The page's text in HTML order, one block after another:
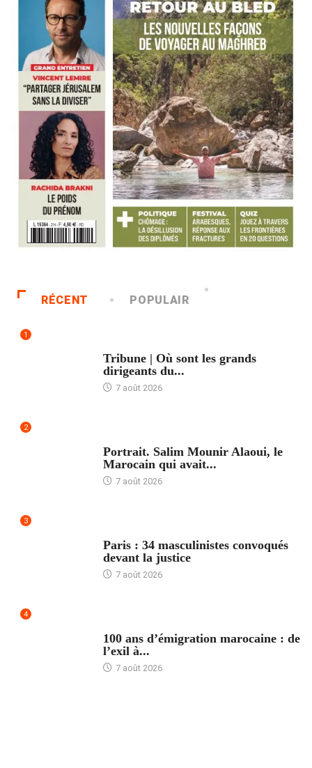
RÉCENT POPULAIR
1
Tribune | Où sont les grands
dirigeants du...
7 août 2026
2
Portrait. Salim Mounir Alaoui, le
Marocain qui avait...
7 août 2026
3
Paris : 34 masculinistes convoqués
devant la justice
7 août 2026
4
100 ans d’émigration marocaine : de
l’exil à...
7 août 2026